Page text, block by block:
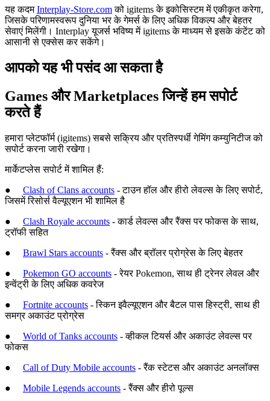
यह कदमInterplay-Store.comको igitems के इकोसिस्टम में एकीकृत करेगा,
जिसके परिणामस्वरूप दुनिया भर के गेमर्स के लिए अधिक विकल्प और बेहतर
सेवाएं मिलेंगी। Interplay यूजर्स भविष्य में igitems के माध्यम से इसके कंटेंट को
आसानी से एक्सेस कर सकेंगे।
आपको यह भी पसंद आ सकता है
Games और Marketplaces जिन्हें हम सपोर्ट
करते हैं
हमारा प्लेटफॉर्म (igitems) सबसे सक्रिय और प्रतिस्पर्धी गेमिंग कम्युनिटीज को
सपोर्ट करना जारी रखेगा।
मार्केटप्लेस सपोर्ट में शामिल हैं:
● Clash of Clans accounts - टाउन हॉल और हीरो लेवल्स के लिए सपोर्ट,
जिसमें रिसोर्स वैल्यूएशन भी शामिल है
● Clash Royale accounts - कार्ड लेवल्स और रैंक्स पर फोकस के साथ,
ट्रॉफी सहित
● Brawl Stars accounts - रैंक्स और ब्रॉलर प्रोग्रेस के लिए बेहतर
● Pokemon GO accounts - रेयर Pokemon, साथ ही ट्रेनर लेवल और
इन्वेंट्री के लिए अधिक कवरेज
● Fortnite accounts - स्किन इवैल्यूएशन और बैटल पास हिस्ट्री, साथ ही
समग्र अकाउंट प्रोग्रेस
● World of Tanks accounts - व्हीकल टियर्स और अकाउंट लेवल्स पर
फोकस
● Call of Duty Mobile accounts - रैंक स्टेटस और अकाउंट अनलॉक्स
● Mobile Legends accounts - रैंक्स और हीरो पूल्स